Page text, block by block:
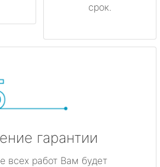
срок.
гарантии
всех работ Вам будет